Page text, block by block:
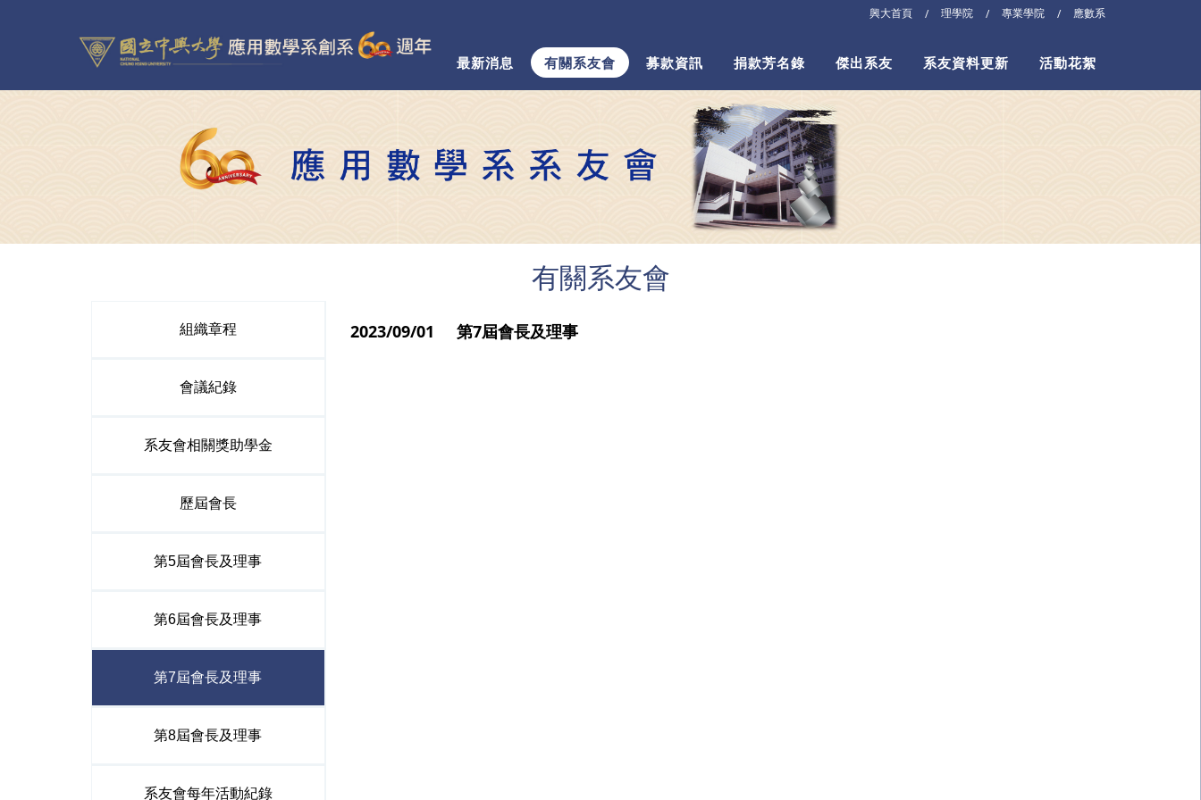
興大首頁 / 理學院 / 專業學院 / 應數系
最新消息 有關系友會 募款資訊 捐款芳名錄 傑出系友 系友資料更新 活動花絮
有關系友會
組織章程
會議紀錄
系友會相關獎助學金
歷屆會長
第5屆會長及理事
第6屆會長及理事
第7屆會長及理事
第8屆會長及理事
系友會每年活動紀錄
2023/09/01 第7屆會長及理事